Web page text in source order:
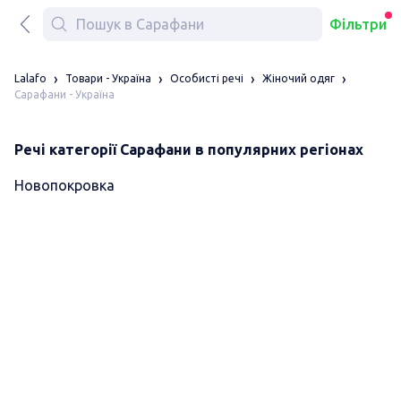
Фільтри
Lalafo Товари - Україна Особисті речі
Жіночий одяг
Сарафани - Україна
Речі категорії Сарафани в популярних регіонах
Новопокровка